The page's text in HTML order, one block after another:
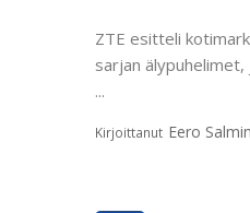
ZTE esitteli
sarjan
...
Kirjoittanut Eero